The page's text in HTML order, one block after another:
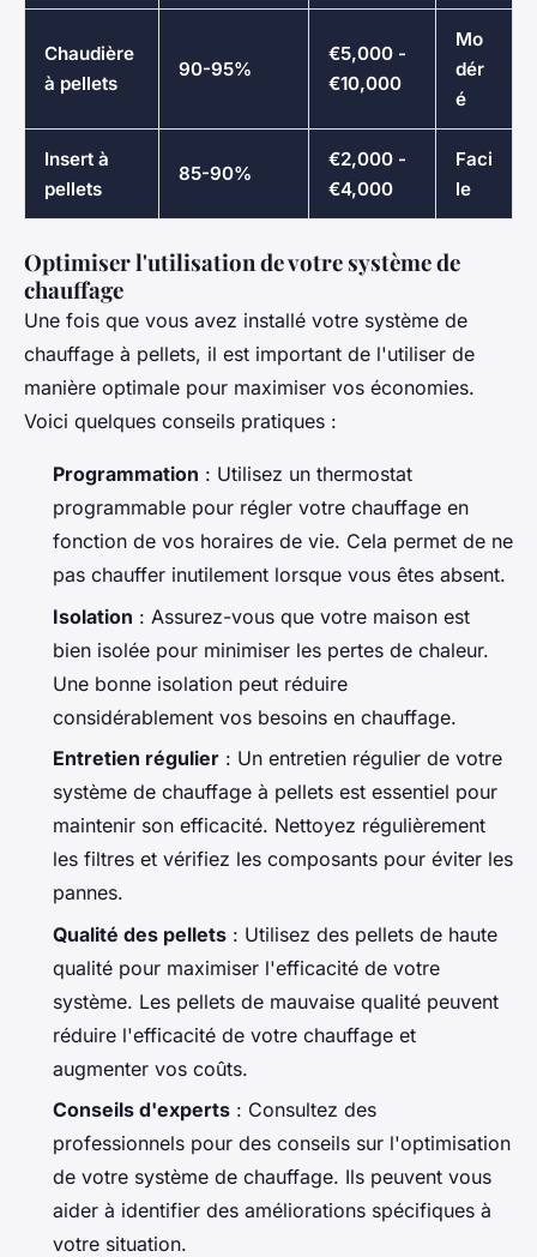
Chaudière
à pellets
90-95%
€5,000 -
€10,000
Mo
dér
é
Insert à
pellets
85-90%
€2,000 -
€4,000
Faci
le
Optimiser l'utilisation de votre système de
chauffage
Une fois que vous avez installé votre système de
chauffage à pellets, il est important de l'utiliser de
manière optimale pour maximiser vos économies.
Voici quelques conseils pratiques :
Programmation : Utilisez un thermostat
programmable pour régler votre chauffage en
fonction de vos horaires de vie. Cela permet de ne
pas chauffer inutilement lorsque vous êtes absent.
Isolation : Assurez-vous que votre maison est
bien isolée pour minimiser les pertes de chaleur.
Une bonne isolation peut réduire
considérablement vos besoins en chauffage.
Entretien régulier : Un entretien régulier de votre
système de chauffage à pellets est essentiel pour
maintenir son efficacité. Nettoyez régulièrement
les filtres et vérifiez les composants pour éviter les
pannes.
Qualité des pellets : Utilisez des pellets de haute
qualité pour maximiser l'efficacité de votre
système. Les pellets de mauvaise qualité peuvent
réduire l'efficacité de votre chauffage et
augmenter vos coûts.
Conseils d'experts : Consultez des
professionnels pour des conseils sur l'optimisation
de votre système de chauffage. Ils peuvent vous
aider à identifier des améliorations spécifiques à
votre situation.